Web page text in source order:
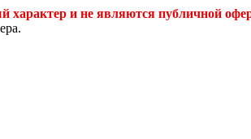
характер и не являются публичной